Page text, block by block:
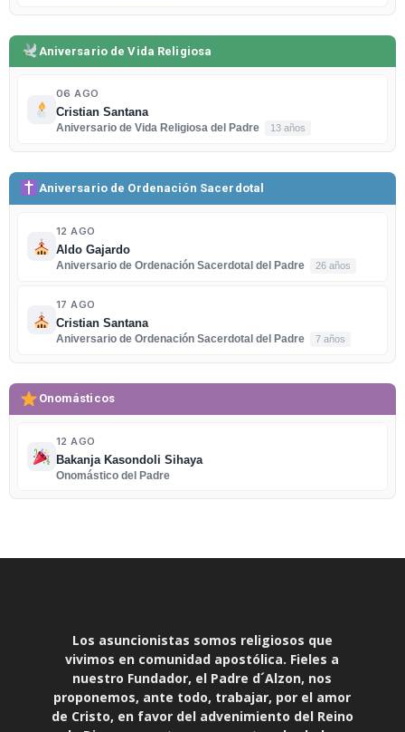
Aniversario de Vida Religiosa
06 AGO
Cristian Santana
Aniversario de Vida Religiosa del Padre
13 años
Aniversario de Ordenación Sacerdotal
12 AGO
Aldo Gajardo
Aniversario de Ordenación Sacerdotal del Padre
26 años
17 AGO
Cristian Santana
Aniversario de Ordenación Sacerdotal del Padre
7 años
Onomásticos
12 AGO
Bakanja Kasondoli Sihaya
Onomástico del Padre
Los asuncionistas somos religiosos que
vivimos en comunidad apostólica. Fieles a
nuestro Fundador, el Padre d´Alzon, nos
proponemos, ante todo, trabajar, por el amor
de Cristo, en favor del advenimiento del Reino